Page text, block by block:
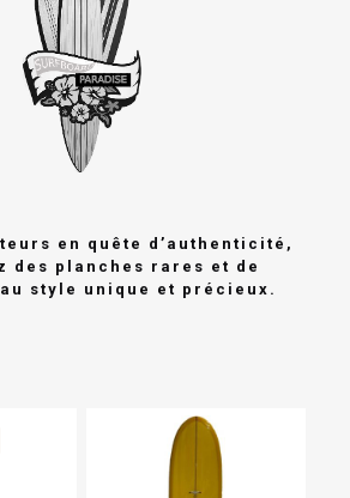
en quête d’authenticité,
des planches rares et de
style unique et précieux.